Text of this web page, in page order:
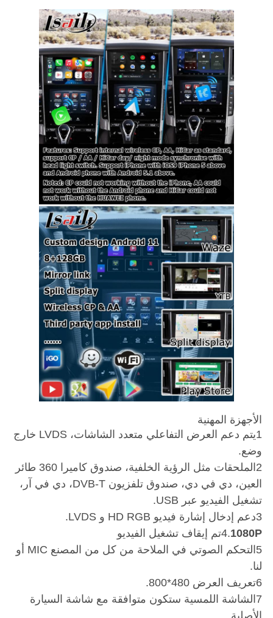
الأجهزة المهنية
1يتم دعم العرض التفاعلي متعدد الشاشات، LVDS خارج
وضع.
2الملحقات مثل الرؤية الخلفية، صندوق كاميرا 360 طائر
العين، دي في دي، صندوق تلفزيون DVB-T، دي في آر،
تشغيل الفيديو عبر USB.
3دعم إدخال إشارة فيديو HD RGB و LVDS.
4.1080P
تم إيقاف تشغيل الفيديو
5التحكم الصوتي في الملاحة من كل من المصنع MIC أو
لنا.
6تعريف العرض 480*800.
7الشاشة اللمسية ستكون متوافقة مع شاشة السيارة